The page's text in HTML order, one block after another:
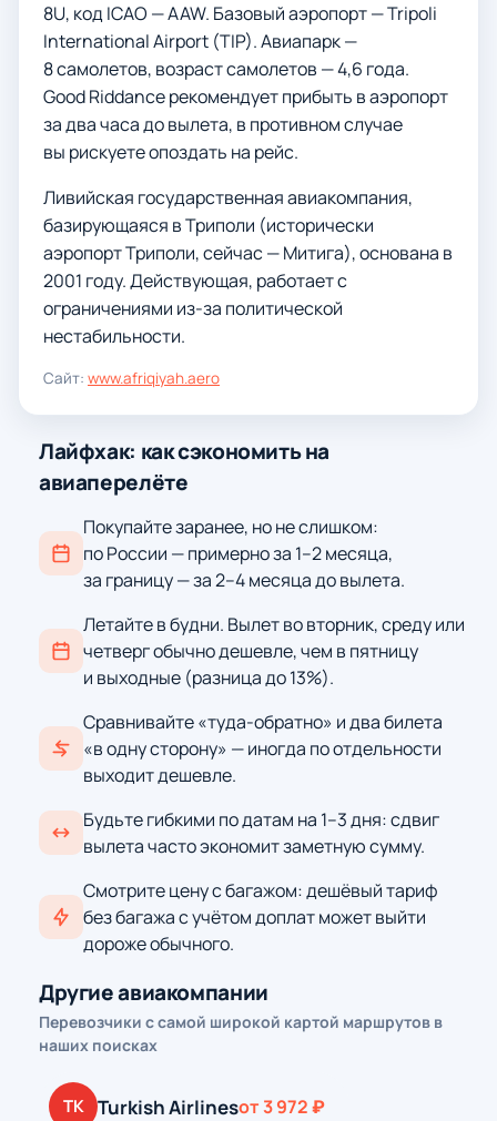
8U, код ICAO — AAW. Базовый аэропорт — Tripoli
International Airport (TIP). Авиапарк —
8 самолетов, возраст самолетов — 4,6 года.
Good Riddance рекомендует прибыть в аэропорт
за два часа до вылета, в противном случае
вы рискуете опоздать на рейс.
Ливийская государственная авиакомпания,
базирующаяся в Триполи (исторически
аэропорт Триполи, сейчас — Митига), основана в
2001 году. Действующая, работает с
ограничениями из-за политической
нестабильности.
Сайт: www.afriqiyah.aero
Лайфхак: как сэкономить на
авиаперелёте
Покупайте заранее, но не слишком:
по России — примерно за 1–2 месяца,
за границу — за 2–4 месяца до вылета.
Летайте в будни. Вылет во вторник, среду или
четверг обычно дешевле, чем в пятницу
и выходные (разница до 13%).
Сравнивайте «туда-обратно» и два билета
«в одну сторону» — иногда по отдельности
выходит дешевле.
Будьте гибкими по датам на 1–3 дня: сдвиг
вылета часто экономит заметную сумму.
Смотрите цену с багажом: дешёвый тариф
без багажа с учётом доплат может выйти
дороже обычного.
Другие авиакомпании
Перевозчики с самой широкой картой маршрутов в
наших поисках
TK Turkish Airlinesот 3 972 ₽